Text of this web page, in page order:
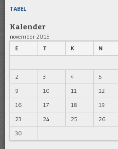
TABEL
Kalender
november 2015
E
T K N
2
3 4 5
9
10 11 12
16
17 18 19
23
24 25 26
30